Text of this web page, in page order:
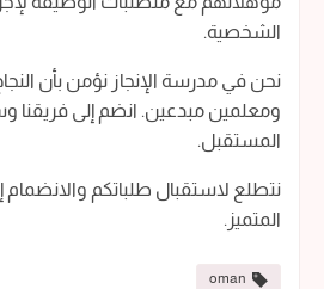
الشخصية.
نحن في مدرسة الإنجاز نؤمن بأن النجاح
ومعلمين مبدعين. انضم إلى فريقنا
المستقبل.
نتطلع لاستقبال طلباتكم والانضمام
المتميز.
oman